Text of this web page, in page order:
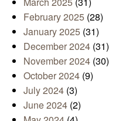
February 2025 (28)
January 2025 (31)
December 2024 (31)
November 2024 (30)
October 2024 (9)
July 2024 (3)
June 2024 (2)